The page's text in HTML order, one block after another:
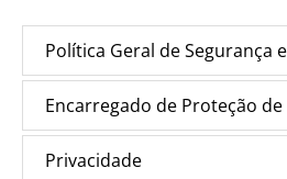
Política Geral de Segurança
Encarregado de Proteção de
Privacidade